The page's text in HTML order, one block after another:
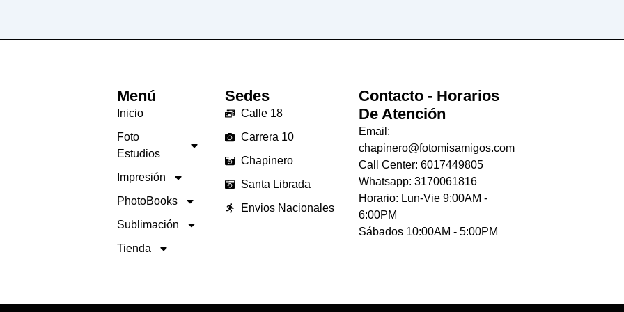
Menú
Inicio
Foto
Estudios
Impresión
PhotoBooks
Sublimación
Tienda
Sedes
Calle 18
Carrera 10
Chapinero
Santa Librada
Envios Nacionales
Contacto - Horarios
De Atención
Email:
chapinero@fotomisamigos.com
Call Center: 6017449805
Whatsapp: 3170061816
Horario: Lun-Vie 9:00AM -
6:00PM
Sábados 10:00AM - 5:00PM